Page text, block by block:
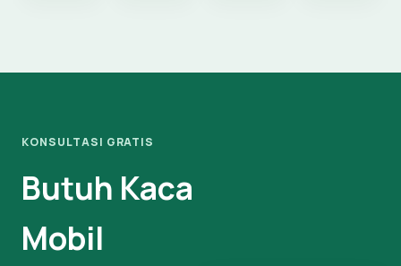
KONSULTASI GRATIS
Butuh Kaca
Mobil